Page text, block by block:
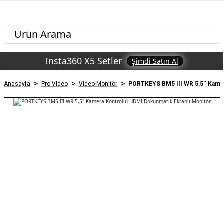
Insta360 X5 Setler Şimdi Satın Al
Anasayfa Pro Video Video Monitör PORTKEYS BM5 III WR 5,5''